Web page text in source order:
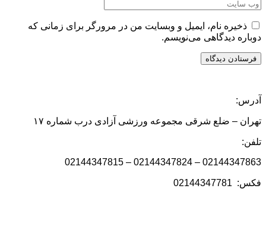
ذخیره نام، ایمیل و وبسایت من در مرورگر برای زمانی که
دوباره دیدگاهی می‌نویسم.
آدرس:
تهران – ضلع شرقی مجموعه ورزشی آزادی درب شماره ۱۷
تلفن:
02144347863 – 02144347824 – 02144347815
فکس: 02144347781